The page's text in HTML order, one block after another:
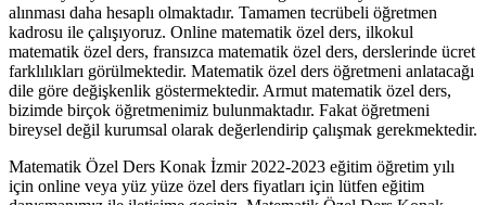
alınması daha hesaplı olmaktadır. Tamamen tecrübeli öğretmen
kadrosu ile çalışıyoruz. Online matematik özel ders, ilkokul
matematik özel ders, fransızca matematik özel ders, derslerinde ücret
farklılıkları görülmektedir. Matematik özel ders öğretmeni anlatacağı
dile göre değişkenlik göstermektedir. Armut matematik özel ders,
bizimde birçok öğretmenimiz bulunmaktadır. Fakat öğretmeni
bireysel değil kurumsal olarak değerlendirip çalışmak gerekmektedir.
Matematik Özel Ders Konak İzmir 2022-2023 eğitim öğretim yılı
için online veya yüz yüze özel ders fiyatları için lütfen eğitim